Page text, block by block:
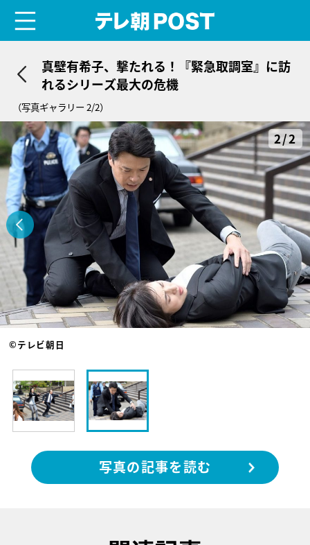
真壁有希子、撃たれる！『緊急取調室』に訪
れるシリーズ最大の危機
（写真ギャラリー 2/2）
2/2
©テレビ朝日
写真の記事を読む